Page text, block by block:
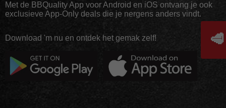
Met de BBQuality App voor Android en iOS ontvang je ook
exclusieve App-Only deals die je nergens anders vindt.
Download 'm nu en ontdek het gemak zelf! 🥩